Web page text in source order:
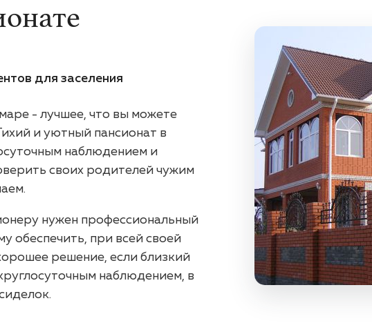
для заселения
- лучшее, что вы можете
и уютный пансионат в
наблюдением и
своих родителей чужим
нужен профессиональный
обеспечить, при всей своей
решение, если близкий
наблюдением, в